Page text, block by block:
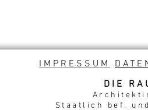
IMPRESSUM
DIE
Staatlich bef.